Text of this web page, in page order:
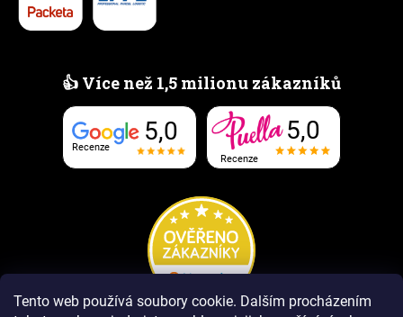
Tento web používá soubory cookie. Dalším procházením
👍 Více než 1,5 milionu zákazníků
Recenze
5,0
Recenze
5,0